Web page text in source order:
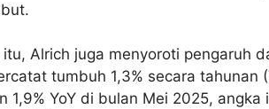
Alrich juga menyoroti pengaruh
tumbuh 1,3% secara tahunan
1,9% YoY di bulan Mei 2025,